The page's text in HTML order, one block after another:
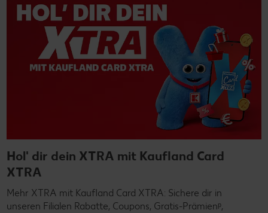
Hol' dir dein XTRA mit Kaufland Card
XTRA
Mehr XTRA mit Kaufland Card XTRA: Sichere dir in
unseren Filialen Rabatte, Coupons, Gratis-Prämienᵖ,